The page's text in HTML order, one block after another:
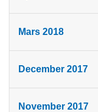
Mars 2018
December 2017
November 2017